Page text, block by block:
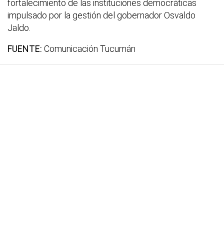
fortalecimiento de las instituciones democráticas
impulsado por la gestión del gobernador Osvaldo
Jaldo.
FUENTE: Comunicación Tucumán